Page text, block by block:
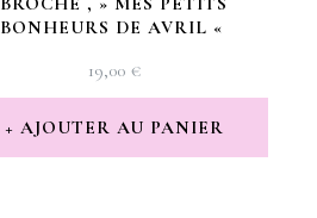
BONHEURS DE AVRIL «
19,00 €
AJOUTER AU PANIER